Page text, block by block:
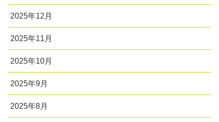
2025年12月
2025年11月
2025年10月
2025年9月
2025年8月